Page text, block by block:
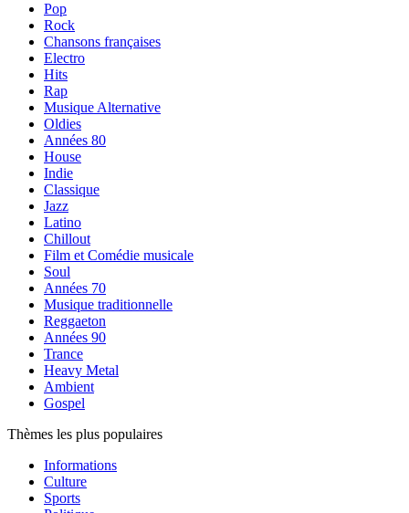
Pop
Rock
Chansons françaises
Electro
Hits
Rap
Musique Alternative
Oldies
Années 80
House
Indie
Classique
Jazz
Latino
Chillout
Film et Comédie musicale
Soul
Années 70
Musique traditionnelle
Reggaeton
Années 90
Trance
Heavy Metal
Ambient
Gospel
Thèmes les plus populaires
Informations
Culture
Sports